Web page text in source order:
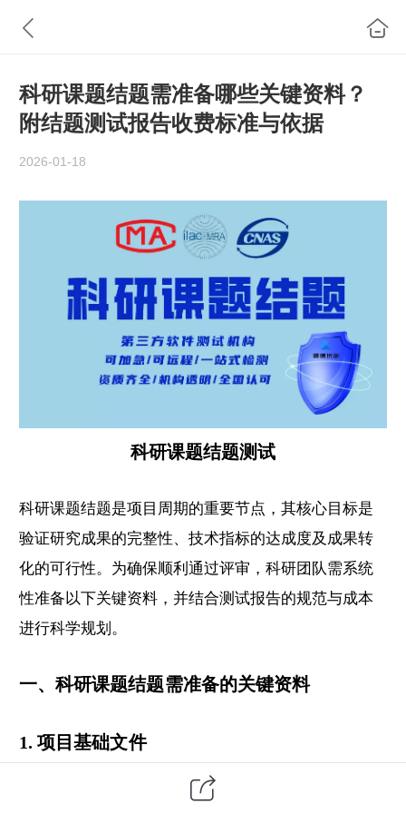
科研课题结题需准备哪些关键资料？
附结题测试报告收费标准与依据
2026-01-18
科研课题结题测试
科研课题结题是项目周期的重要节点，其核心目标是
验证研究成果的完整性、技术指标的达成度及成果转
化的可行性。为确保顺利通过评审，科研团队需系统
性准备以下关键资料，并结合测试报告的规范与成本
进行科学规划。
一、科研课题结题需准备的关键资料
1. 项目基础文件
：需附专家评审意见及活动照片，体